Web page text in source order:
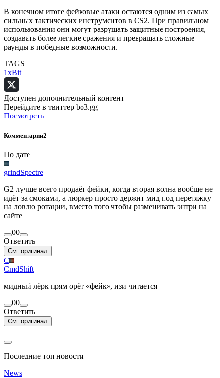
В конечном итоге фейковые атаки остаются одним из самых
сильных тактических инструментов в CS2. При правильном
использовании они могут разрушать защитные построения,
создавать более легкие сражения и превращать сложные
раунды в победные возможности.
TAGS
1xBit
Доступен дополнительный контент
Перейдите в твиттер bo3.gg
Посмотреть
Комментарии2
По дате
grindSpectre
G2 лучше всего продаёт фейки, когда вторая волна вообще не
идёт за смоками, а люркер просто держит мид под перетяжку
на ловлю ротации, вместо того чтобы разменивать энтри на
сайте
00
Ответить
См. оригинал
C
CmdShift
мидный лёрк прям орёт «фейк», изи читается
00
Ответить
См. оригинал
Последние топ новости
News